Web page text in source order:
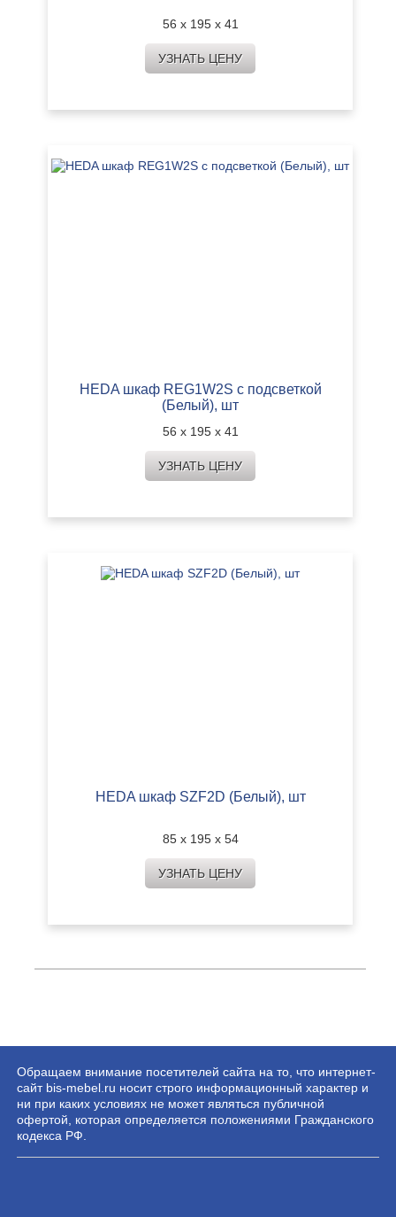
56 х 195 х 41
УЗНАТЬ ЦЕНУ
HEDA шкаф REG1W2S с подсветкой
(Белый), шт
56 х 195 х 41
УЗНАТЬ ЦЕНУ
HEDA шкаф SZF2D (Белый), шт
85 х 195 х 54
УЗНАТЬ ЦЕНУ
Обращаем внимание посетителей сайта на то, что интернет-
сайт bis-mebel.ru носит строго информационный характер и
ни при каких условиях не может являться публичной
офертой, которая определяется положениями Гражданского
кодекса РФ.